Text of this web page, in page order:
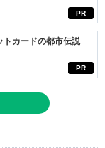
PR
PR
カードの都市伝説